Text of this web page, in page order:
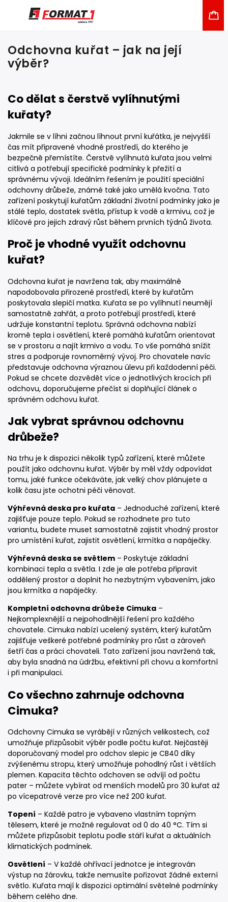
Odchovna kuřat – jak na její
výběr?
Co dělat s čerstvě vylíhnutými
kuřaty?
Jakmile se v líhni začnou líhnout první kuřátka, je nejvyšší
čas mít připravené vhodné prostředí, do kterého je
bezpečně přemístíte. Čerstvě vylíhnutá kuřata jsou velmi
citlivá a potřebují specifické podmínky k přežití a
správnému vývoji. Ideálním řešením je použití speciální
odchovny drůbeže, známé také jako umělá kvočna. Tato
zařízení poskytují kuřatům základní životní podmínky jako je
stálé teplo, dostatek světla, přístup k vodě a krmivu, což je
klíčové pro jejich zdravý růst během prvních týdnů života.
Proč je vhodné využít odchovnu
kuřat?
Odchovna kuřat je navržena tak, aby maximálně
napodobovala přirozené prostředí, které by kuřatům
poskytovala slepičí matka. Kuřata se po vylíhnutí neumějí
samostatně zahřát, a proto potřebují prostředí, které
udržuje konstantní teplotu. Správná odchovna nabízí
kromě tepla i osvětlení, které pomáhá kuřatům orientovat
se v prostoru a najít krmivo a vodu. To vše pomáhá snížit
stres a podporuje rovnoměrný vývoj. Pro chovatele navíc
představuje odchovna výraznou úlevu při každodenní péči.
Pokud se chcete dozvědět více o jednotlivých krocích při
odchovu, doporučujeme přečíst si doplňující článek o
správném odchovu kuřat.
Jak vybrat správnou odchovnu
drůbeže?
Na trhu je k dispozici několik typů zařízení, které můžete
použít jako odchovnu kuřat. Výběr by měl vždy odpovídat
tomu, jaké funkce očekáváte, jak velký chov plánujete a
kolik času jste ochotni péči věnovat.
Výhřevná deska pro kuřata – Jednoduché zařízení, které
zajišťuje pouze teplo. Pokud se rozhodnete pro tuto
variantu, budete muset samostatně zajistit vhodný prostor
pro umístění kuřat, zajistit osvětlení, krmítka a napáječky.
Výhřevná deska se světlem – Poskytuje základní
kombinaci tepla a světla. I zde je ale potřeba připravit
oddělený prostor a doplnit ho nezbytným vybavením, jako
jsou krmítka a napáječky.
Kompletní odchovna drůbeže Cimuka –
Nejkomplexnější a nejpohodlnější řešení pro každého
chovatele. Cimuka nabízí ucelený systém, který kuřatům
zajišťuje veškeré potřebné podmínky pro růst a zároveň
šetří čas a práci chovateli. Tato zařízení jsou navržená tak,
aby byla snadná na údržbu, efektivní při chovu a komfortní
i při manipulaci.
Co všechno zahrnuje odchovna
Cimuka?
Odchovny Cimuka se vyrábějí v různých velikostech, což
umožňuje přizpůsobit výběr podle počtu kuřat. Nejčastěji
doporučovaný model pro odchov slepic je CB40 díky
zvýšenému stropu, který umožňuje pohodlný růst i větších
plemen. Kapacita těchto odchoven se odvíjí od počtu
pater – můžete vybírat od menších modelů pro 30 kuřat až
po vícepatrové verze pro více než 200 kuřat.
Topení – Každé patro je vybaveno vlastním topným
tělesem, které je možné regulovat od 0 do 40 °C. Tím si
můžete přizpůsobit teplotu podle stáří kuřat a aktuálních
klimatických podmínek.
Osvětlení – V každé ohřívací jednotce je integrován
výstup na žárovku, takže nemusíte pořizovat žádné externí
světlo. Kuřata mají k dispozici optimální světelné podmínky
během celého dne.